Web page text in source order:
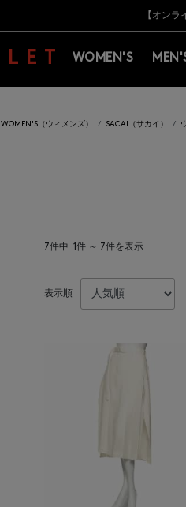
新規登録のお客様も対象！＜MY【オン【
新規登録のお客様も対象！＜MY
WOMEN'S
WOMEN'S（ウィメンズ） SACAI（サカイ）
7件中 1件 ～ 7件を表示
表示順